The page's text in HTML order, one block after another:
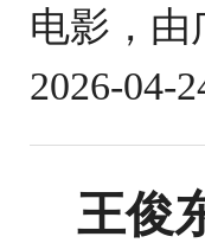
电影，由
2026-04-
王俊